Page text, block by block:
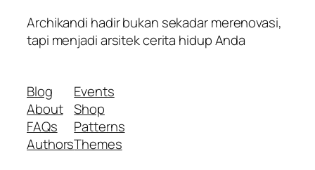
Archikandi hadir bukan sekadar merenovasi,
tapi menjadi arsitek cerita hidup Anda
Blog
About
FAQs
Authors
Events
Shop
Patterns
Themes